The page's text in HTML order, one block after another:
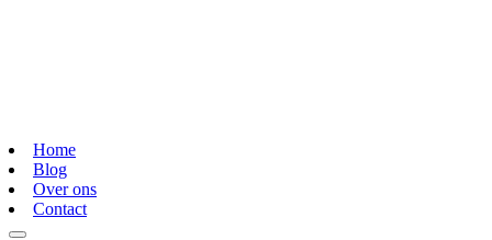
Home
Blog
Over ons
Contact